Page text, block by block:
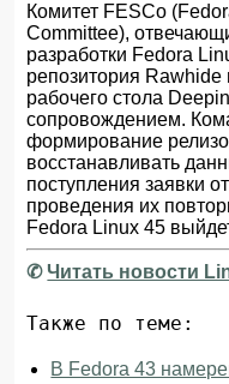
Комитет FESCo
Committee),
разработки Fedora
репозитория Rawhide
рабочего стола
сопровождением.
формирование
восстанавливать
поступления заявки
проведения их
Fedora Linux 45
✆Читать новости
Также по теме:
В Fedora 43